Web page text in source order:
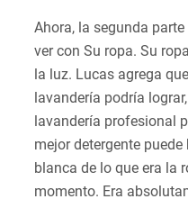
Ahora, la segunda
ver con Su ropa. Su
la luz. Lucas agrega
lavandería podría
lavandería profesional
mejor detergente
blanca de lo que era la
momento. Era